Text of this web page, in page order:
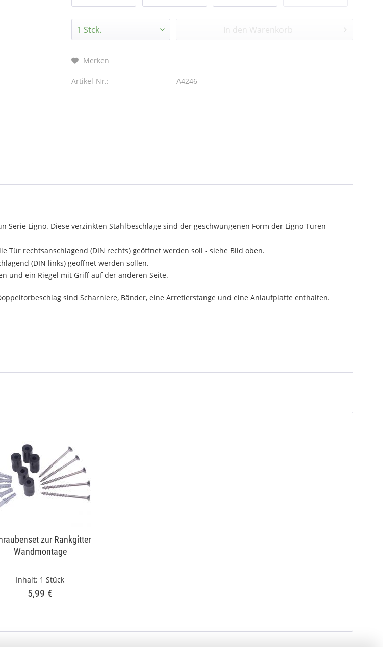
In den Warenkorb
Merken
Artikel-Nr.: A4246
Ligno. Diese verzinkten Stahlbeschläge sind der geschwungenen Form der Ligno Türen
Tür rechtsanschlagend (DIN rechts) geöffnet werden soll - siehe Bild oben.
(DIN links) geöffnet werden sollen.
und ein Riegel mit Griff auf der anderen Seite.
sind Scharniere, Bänder, eine Arretierstange und eine Anlaufplatte enthalten.
zur Rankgitter
Wandmontage
Inhalt: 1 Stück
5,99 €